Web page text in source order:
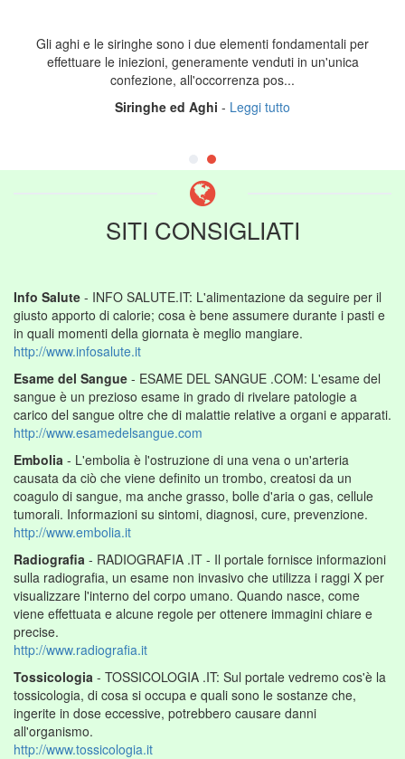
Gli aghi e le siringhe sono i due elementi fondamentali per
effettuare le iniezioni, generamente venduti in un'unica
confezione, all'occorrenza pos...
Siringhe ed Aghi - Leggi tutto
SITI CONSIGLIATI
Info Salute - INFO SALUTE.IT: L'alimentazione da seguire per il
giusto apporto di calorie; cosa è bene assumere durante i pasti e
in quali momenti della giornata è meglio mangiare.
http://www.infosalute.it
Esame del Sangue - ESAME DEL SANGUE .COM: L'esame del
sangue è un prezioso esame in grado di rivelare patologie a
carico del sangue oltre che di malattie relative a organi e apparati.
http://www.esamedelsangue.com
Embolia - L'embolia è l'ostruzione di una vena o un'arteria
causata da ciò che viene definito un trombo, creatosi da un
coagulo di sangue, ma anche grasso, bolle d'aria o gas, cellule
tumorali. Informazioni su sintomi, diagnosi, cure, prevenzione.
http://www.embolia.it
Radiografia - RADIOGRAFIA .IT - Il portale fornisce informazioni
sulla radiografia, un esame non invasivo che utilizza i raggi X per
visualizzare l'interno del corpo umano. Quando nasce, come
viene effettuata e alcune regole per ottenere immagini chiare e
precise.
http://www.radiografia.it
Tossicologia - TOSSICOLOGIA .IT: Sul portale vedremo cos'è la
tossicologia, di cosa si occupa e quali sono le sostanze che,
ingerite in dose eccessive, potrebbero causare danni
all'organismo.
http://www.tossicologia.it